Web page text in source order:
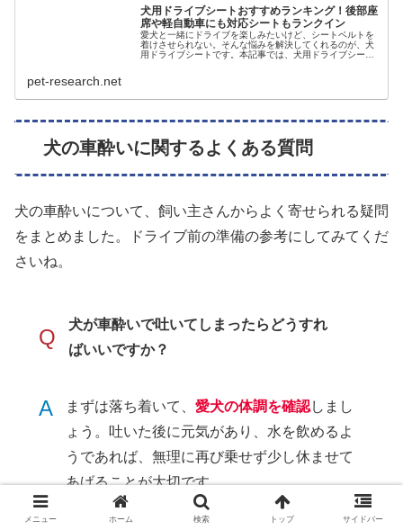
犬用ドライブシートおすすめランキング！後部座
席や軽自動車にも対応シートもランクイン
愛犬と一緒にドライブを楽しみたいけど、シートベルトを
着けさせられない。そんな悩みを解決してくれるのが、犬
用ドライブシートです。本記事では、犬用ドライブシート
pet-research.net
犬の車酔いに関するよくある質問
犬の車酔いについて、飼い主さんからよく寄せられる疑問
をまとめました。ドライブ前の準備の参考にしてみてくだ
さいね。
Q
犬が車酔いで吐いてしまったらどうすれ
ばいいですか？
A まずは落ち着いて、愛犬の体調を確認しまし
ょう。吐いた後に元気があり、水を飲めるよ
うであれば、無理に再び乗せず少し休ませて
あげることが大切です。
その後の食事は胃を刺激しないよう1〜2時間
メニュー ホーム 検索 トップ サイドバー